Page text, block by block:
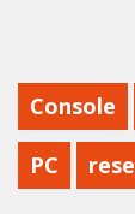
Console
PC